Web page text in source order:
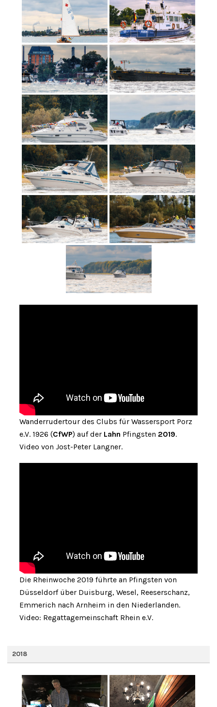
Wanderrudertour des Clubs für Wassersport Porz
e.V. 1926 (CfWP) auf der Lahn Pfingsten 2019.
Video von Jost-Peter Langner.
Die Rheinwoche 2019 führte an Pfingsten von
Düsseldorf über Duisburg, Wesel, Reeserschanz,
Emmerich nach Arnheim in den Niederlanden.
Video: Regattagemeinschaft Rhein e.V.
2018